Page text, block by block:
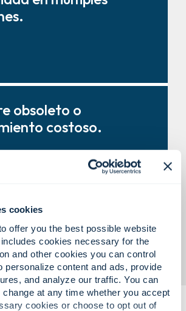
cookies
offer you the best possible website
cookies necessary for the
and other cookies you can control
personalize content and ads, provide
and analyze our traffic. You can
at any time whether you accept
cookies or choose to opt out of
alineadas con los
para operaciones
obsoleto o
costoso.
servicio y
7 con gestión del